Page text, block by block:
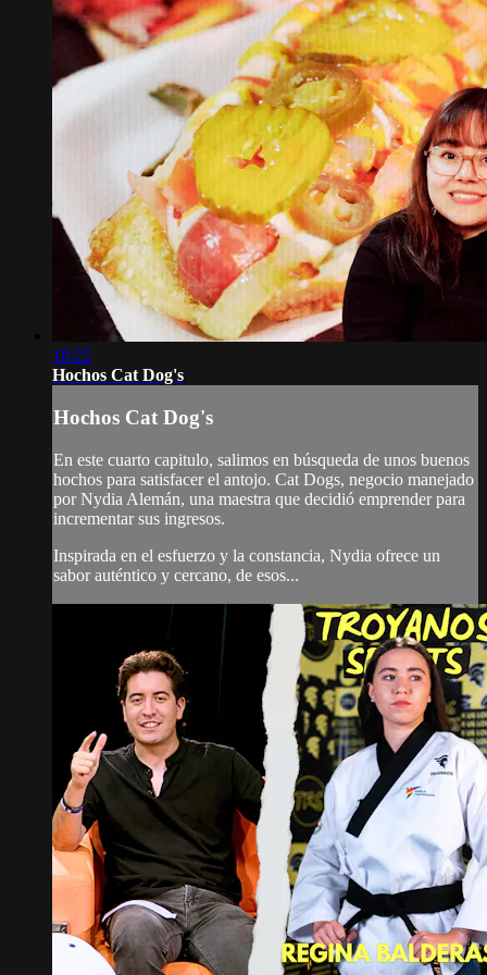
18:22
Hochos Cat Dog's
Hochos Cat Dog's
En este cuarto capitulo, salimos en búsqueda de unos buenos
hochos para satisfacer el antojo. Cat Dogs, negocio manejado
por Nydia Alemán, una maestra que decidió emprender para
incrementar sus ingresos.
Inspirada en el esfuerzo y la constancia, Nydia ofrece un
sabor auténtico y cercano, de esos...